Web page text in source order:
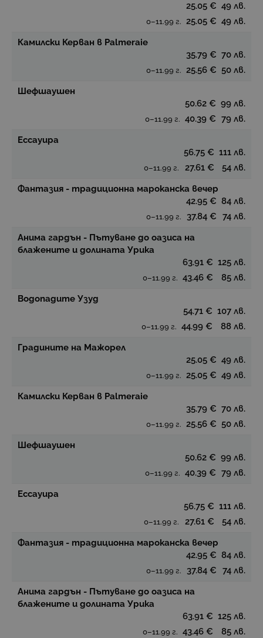
25.05 € 49 лв.
0–11.99 г. 25.05 € 49 лв.
Камилски Керван в Palmeraie
35.79 € 70 лв.
0–11.99 г. 25.56 € 50 лв.
Шефшаушен
50.62 € 99 лв.
0–11.99 г. 40.39 € 79 лв.
Ессауира
56.75 € 111 лв.
0–11.99 г. 27.61 €
54 лв.
Фантазия - традиционна мароканска вечер
42.95 € 84 лв.
0–11.99 г. 37.84 €
74 лв.
Анима гардън - Пътуване до оазиса на
блажените и долината Урика
63.91 € 125 лв.
0–11.99 г. 43.46 €
85 лв.
Водопадите Узуд
54.71 € 107 лв.
0–11.99 г. 44.99 €
88 лв.
Градините на Мажорел
25.05 € 49 лв.
0–11.99 г. 25.05 € 49 лв.
Камилски Керван в Palmeraie
35.79 € 70 лв.
0–11.99 г. 25.56 € 50 лв.
Шефшаушен
50.62 € 99 лв.
0–11.99 г. 40.39 € 79 лв.
Ессауира
56.75 € 111 лв.
0–11.99 г. 27.61 €
54 лв.
Фантазия - традиционна мароканска вечер
42.95 € 84 лв.
0–11.99 г. 37.84 €
74 лв.
Анима гардън - Пътуване до оазиса на
блажените и долината Урика
63.91 € 125 лв.
0–11.99 г. 43.46 €
85 лв.